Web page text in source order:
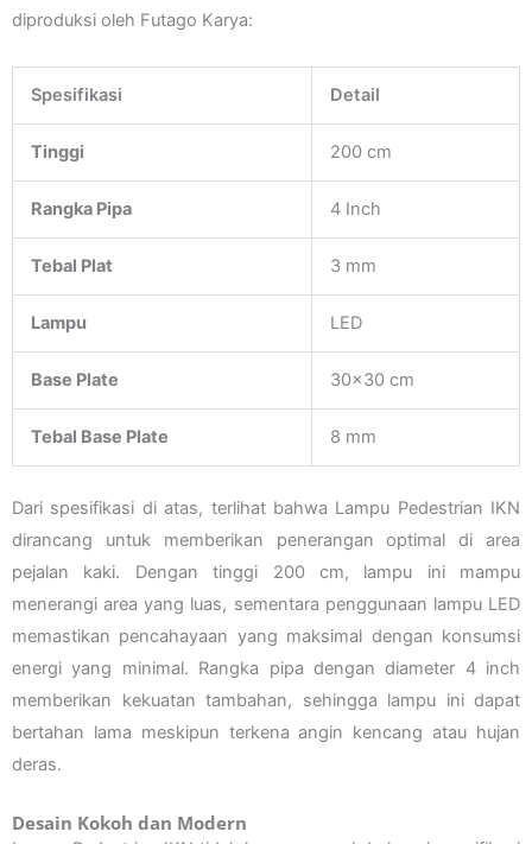
diproduksi oleh Futago Karya:
Spesifikasi Detail
Tinggi 200 cm
Rangka Pipa 4 Inch
Tebal Plat 3 mm
Lampu LED
Base Plate 30×30 cm
Tebal Base Plate 8 mm
Dari spesifikasi di atas, terlihat bahwa Lampu Pedestrian IKN
dirancang untuk memberikan penerangan optimal di area
pejalan kaki. Dengan tinggi 200 cm, lampu ini mampu
menerangi area yang luas, sementara penggunaan lampu LED
memastikan pencahayaan yang maksimal dengan konsumsi
energi yang minimal. Rangka pipa dengan diameter 4 inch
memberikan kekuatan tambahan, sehingga lampu ini dapat
bertahan lama meskipun terkena angin kencang atau hujan
deras.
Desain Kokoh dan Modern